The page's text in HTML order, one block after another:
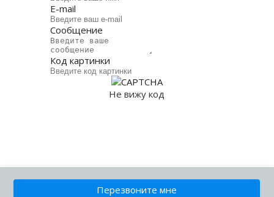
E-mail
Сообщение
Код картинки
Не вижу код
Перезвоните мне